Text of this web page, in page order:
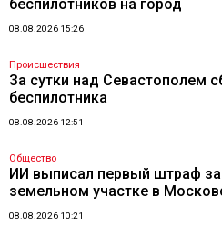
беспилотников на город
08.08.2026 15:26
Происшествия
За сутки над Севастополем
беспилотника
08.08.2026 12:51
Общество
ИИ выписал первый штраф
земельном участке в
08.08.2026 10:21